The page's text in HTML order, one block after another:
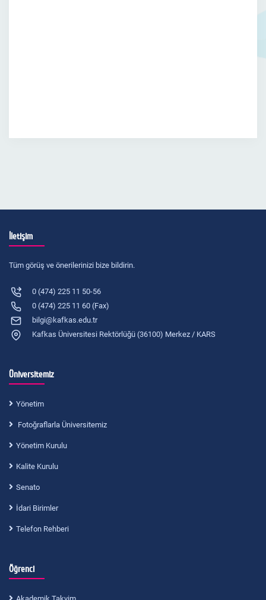
İletişim
Tüm görüş ve önerilerinizi bize bildirin.
0 (474) 225 11 50-56
0 (474) 225 11 60 (Fax)
bilgi@kafkas.edu.tr
Kafkas Üniversitesi Rektörlüğü (36100) Merkez / KARS
Üniversitemiz
Yönetim
Fotoğraflarla Üniversitemiz
Yönetim Kurulu
Kalite Kurulu
Senato
İdari Birimler
Telefon Rehberi
Öğrenci